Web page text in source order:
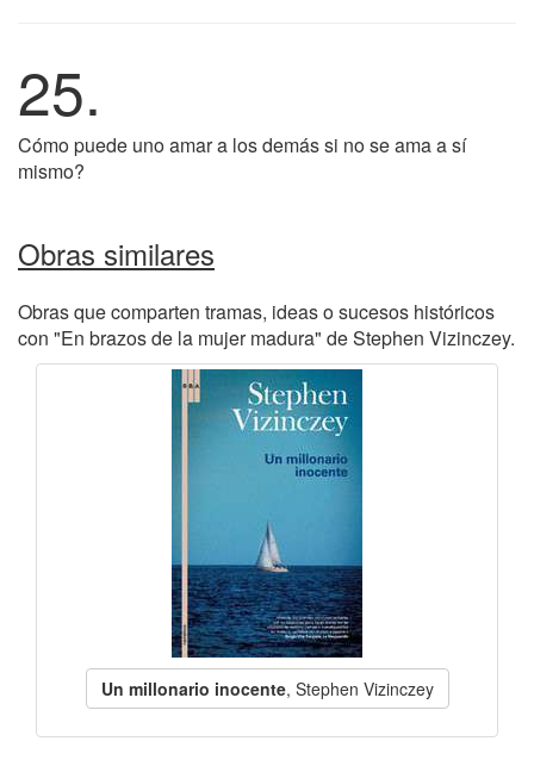
25.
Cómo puede uno amar a los demás si no se ama a sí
mismo?
Obras similares
Obras que comparten tramas, ideas o sucesos históricos
con "En brazos de la mujer madura" de Stephen Vizinczey.
Un millonario inocente, Stephen Vizinczey